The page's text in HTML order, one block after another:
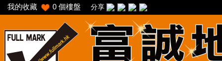
我的收藏 0 個樓盤 分享